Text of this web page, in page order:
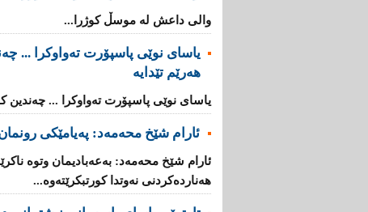
والی داعش لە موسڵ كوژرا...
یاسای نوێی پاسپۆرت تەواوکرا ...
هەرێم تێدایە
یاسای نوێی پاسپۆرت تەواوکرا ... چەندین
ئارام شێخ محەمەد: پەیامێکی
ئارام شێخ محەمەد: بەعەبادیمان وتوە
هه‌نارده‌كردنی‌ نه‌وتدا كورتبکرێته‌وه...